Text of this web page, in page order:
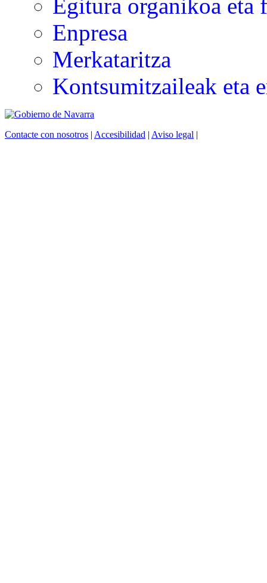
Egitura organikoa eta
Enpresa
Merkataritza
Kontsumitzaileak eta
Contacte con nosotros | Accesibilidad | Aviso legal |